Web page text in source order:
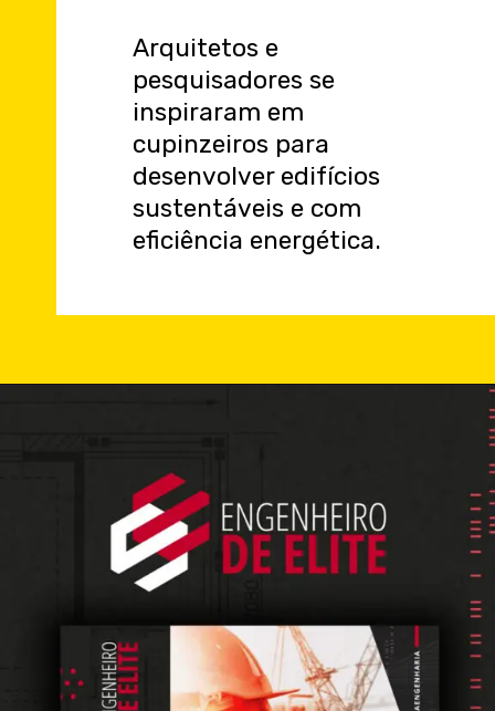
Arquitetos e
pesquisadores se
inspiraram em
cupinzeiros para
desenvolver edifícios
sustentáveis e com
eficiência energética.